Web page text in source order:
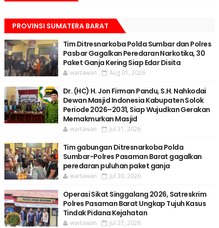
PROVINSI SUMATERA BARAT
Tim Ditresnarkoba Polda Sumbar dan Polres
Pasbar Gagalkan Peredaran Narkotika, 30
Paket Ganja Kering Siap Edar Disita
wartawan Aug 01, 2026
Dr. (HC) H. Jon Firman Pandu, S.H. Nahkodai
Dewan Masjid Indonesia Kabupaten Solok
Periode 2026–2031, Siap Wujudkan Gerakan
Memakmurkan Masjid
wartawan Jul 31, 2026
Tim gabungan Ditresnarkoba Polda
Sumbar-Polres Pasaman Barat gagalkan
peredaran puluhan paket ganja
wartawan Jul 30, 2026
Operasi Sikat Singgalang 2026, Satreskrim
Polres Pasaman Barat Ungkap Tujuh Kasus
Tindak Pidana Kejahatan
wartawan Jul 27, 2026